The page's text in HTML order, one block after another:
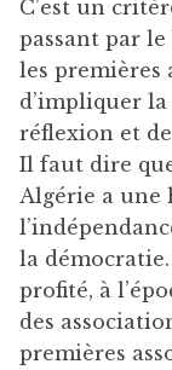
C’est un
passant par le
les premières
d’impliquer la
réflexion et
Il faut dire
Algérie a une
la
profité, à
des
premières